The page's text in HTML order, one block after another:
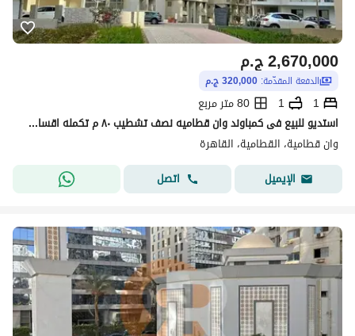
ج.م2,670,000
الدفعة المقدّمة: 320,000 ج.م
1
1
80 متر مربع
استديو للبيع فى كمباوند وان قطاميه نصف تشطيب ٨٠ م تكمله اقساط بسعر رائع
وان قطامية، القطامية، القاهرة
الإيميل
اتصل